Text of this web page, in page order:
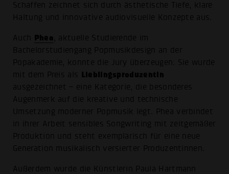
Schaffen zeichnet sich durch ästhetische Tiefe, klare
Haltung und innovative audiovisuelle Konzepte aus.
Auch Phea
, aktuelle Studierende im
Bachelorstudiengang Popmusikdesign an der
Popakademie, konnte die Jury überzeugen: Sie wurde
mit dem Preis als Lieblingsproduzentin
ausgezeichnet – eine Kategorie, die besonderes
Augenmerk auf die kreative und technische
Umsetzung moderner Popmusik legt. Phea verbindet
in ihrer Arbeit sensibles Songwriting mit zeitgemäßer
Produktion und steht exemplarisch für eine neue
Generation musikalisch versierter Produzentinnen.
Außerdem wurde die Künstlerin Paula Hartmann